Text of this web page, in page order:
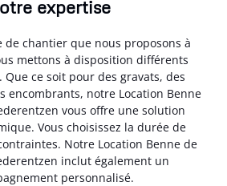
expertise
de chantier que nous proposons à
mettons à disposition différents
Que ce soit pour des gravats, des
encombrants, notre Location Benne
vous offre une solution
Vous choisissez la durée de
Notre Location Benne de
inclut également un
personnalisé.